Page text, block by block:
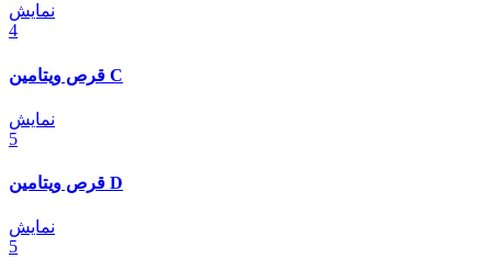
نمایش
4
قرص ویتامین C
نمایش
5
قرص ویتامین D
نمایش
5